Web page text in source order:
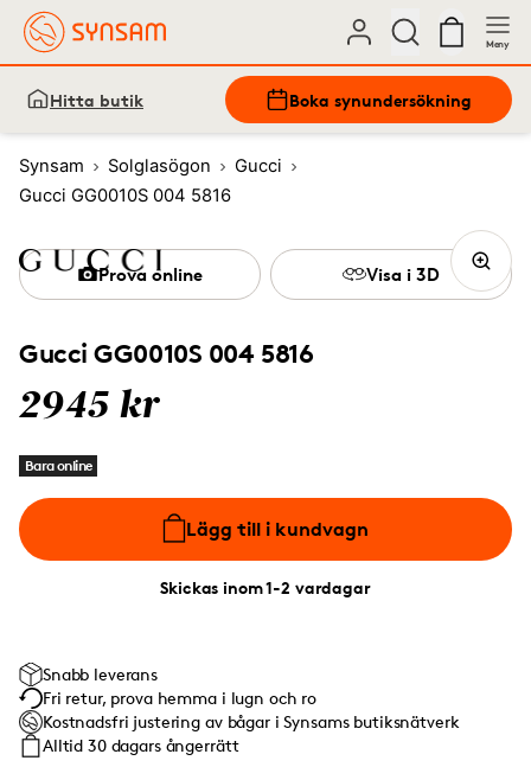
Meny
Hitta butik Boka synundersökning
Synsam Solglasögon
Gucci
Gucci GG0010S 004 5816
Gucci GG0010S 004 5816
2945 kr
Bara online
Lägg till i kundvagn
Skickas inom 1-2 vardagar
Prova online Visa i 3D
Snabb leverans
Fri retur, prova hemma i lugn och ro
Kostnadsfri justering av bågar i Synsams butiksnätverk
Alltid 30 dagars ångerrätt